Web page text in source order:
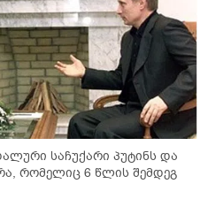
საჩუქარი პუტინს და
რომელიც 6 წლის შემდეგ